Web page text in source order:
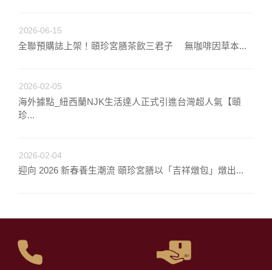
2026-06-15
全聯預購誌上架！頤珍宮膳茶飲三君子 無咖啡因草本...
2026-02-05
海外據點_紐西蘭NJK生活達人正式引進台灣超人氣【頤
珍...
2026-02-04
迎向 2026 新春養生潮流 頤珍宮膳以「吉祥燉包」燉出...